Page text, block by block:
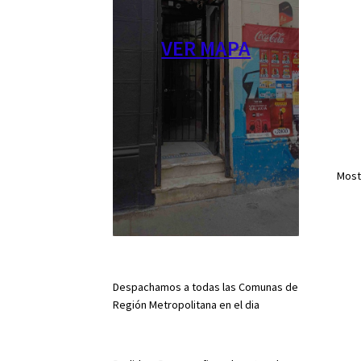
VER MAPA
Despachamos a todas las Comunas de
Región Metropolitana en el dia